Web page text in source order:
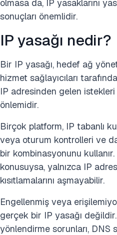
olmasa da, IP yasaklarını
sonuçları önemlidir.
IP yasağı nedir?
Bir IP yasağı, hedef ağ
hizmet sağlayıcıları
IP adresinden gelen
önlemidir.
Birçok platform, IP tabanlı
veya oturum kontrolleri ve
bir kombinasyonunu
konusuysa, yalnızca IP
kısıtlamalarını aşmayabilir.
Engellenmiş veya
gerçek bir IP yasağı
yönlendirme sorunları, DNS